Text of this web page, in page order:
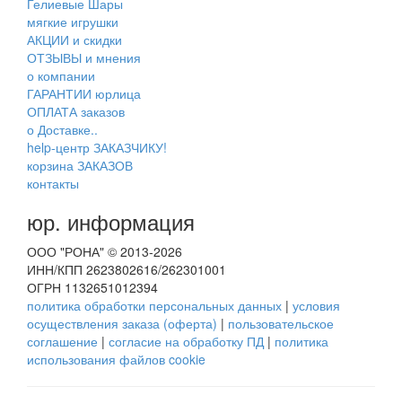
Гелиевые Шары
мягкие игрушки
АКЦИИ и скидки
ОТЗЫВЫ и мнения
о компании
ГАРАНТИИ юрлица
ОПЛАТА заказов
о Доставке..
help-центр ЗАКАЗЧИКУ!
корзина ЗАКАЗОВ
контакты
юр. информация
ООО "РОНА" © 2013-2026
ИНН/КПП 2623802616/262301001
ОГРН 1132651012394
политика обработки персональных данных | условия
осуществления заказа (оферта) | пользовательское
соглашение | согласие на обработку ПД| политика
использования файлов cookie